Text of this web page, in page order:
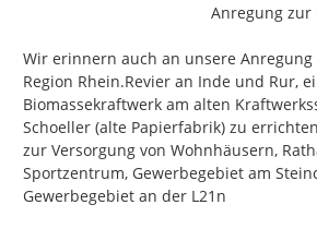
Wir erinnern auch an unsere Anregung
Region Rhein.Revier an Inde und Rur,
Biomassekraftwerk am alten
Schoeller (alte Papierfabrik) zu
zur Versorgung von Wohnhäusern,
Sportzentrum, Gewerbegebiet am
Gewerbegebiet an der L21n